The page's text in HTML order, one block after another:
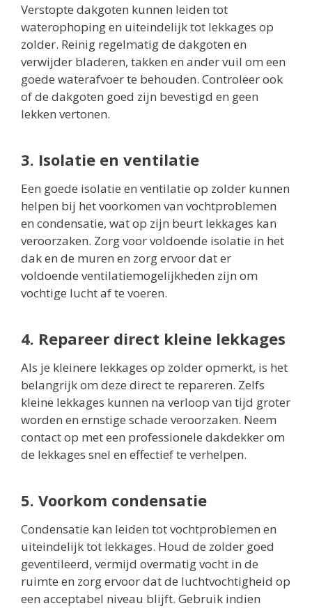
Verstopte dakgoten kunnen leiden tot
waterophoping en uiteindelijk tot lekkages op
zolder. Reinig regelmatig de dakgoten en
verwijder bladeren, takken en ander vuil om een
goede waterafvoer te behouden. Controleer ook
of de dakgoten goed zijn bevestigd en geen
lekken vertonen.
3. Isolatie en ventilatie
Een goede isolatie en ventilatie op zolder kunnen
helpen bij het voorkomen van vochtproblemen
en condensatie, wat op zijn beurt lekkages kan
veroorzaken. Zorg voor voldoende isolatie in het
dak en de muren en zorg ervoor dat er
voldoende ventilatiemogelijkheden zijn om
vochtige lucht af te voeren.
4. Repareer direct kleine lekkages
Als je kleinere lekkages op zolder opmerkt, is het
belangrijk om deze direct te repareren. Zelfs
kleine lekkages kunnen na verloop van tijd groter
worden en ernstige schade veroorzaken. Neem
contact op met een professionele dakdekker om
de lekkages snel en effectief te verhelpen.
5. Voorkom condensatie
Condensatie kan leiden tot vochtproblemen en
uiteindelijk tot lekkages. Houd de zolder goed
geventileerd, vermijd overmatig vocht in de
ruimte en zorg ervoor dat de luchtvochtigheid op
een acceptabel niveau blijft. Gebruik indien